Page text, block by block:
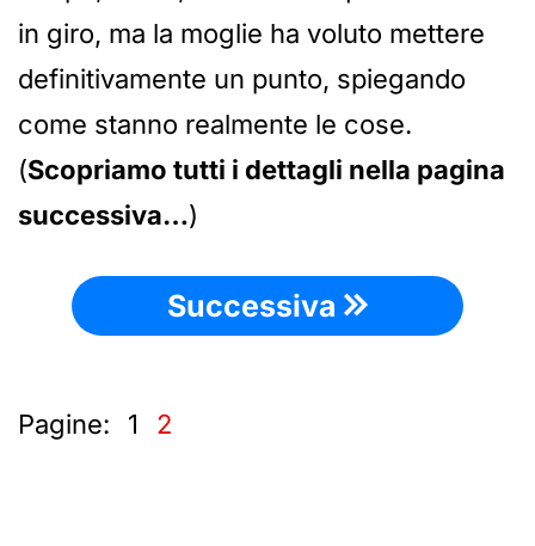
in giro, ma la moglie ha voluto mettere
definitivamente un punto, spiegando
come stanno realmente le cose.
(Scopriamo tutti i dettagli nella pagina
successiva…)
Successiva
Pagine: 1 2